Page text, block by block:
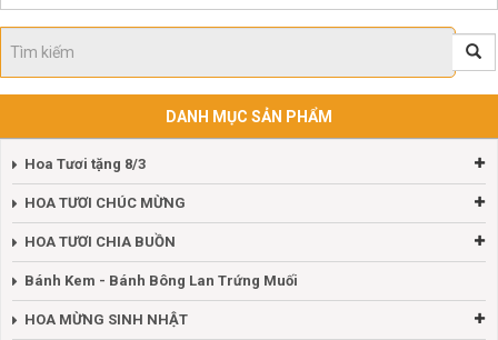
DANH MỤC SẢN PHẨM
Hoa Tươi tặng 8/3
HOA TƯƠI CHÚC MỪNG
HOA TƯƠI CHIA BUỒN
Bánh Kem - Bánh Bông Lan Trứng Muối
HOA MỪNG SINH NHẬT